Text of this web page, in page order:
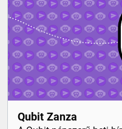
Qubit Zanza